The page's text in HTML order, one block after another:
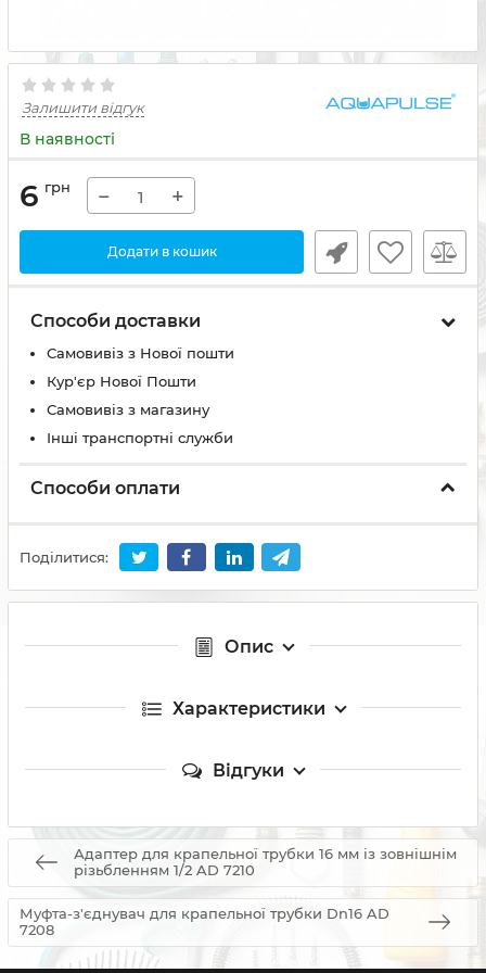
Залишити відгук
В наявності
6 грн − +
Додати в кошик
Способи доставки
Самовивіз з Нової пошти
Кур'єр Нової Пошти
Самовивіз з магазину
Інші транспортні служби
Способи оплати
Поділитися:
Опис
Характеристики
Відгуки
Адаптер для крапельної трубки 16 мм із зовнішнім
різьбленням 1/2 AD 7210
Муфта-з'єднувач для крапельної трубки Dn16 AD
7208